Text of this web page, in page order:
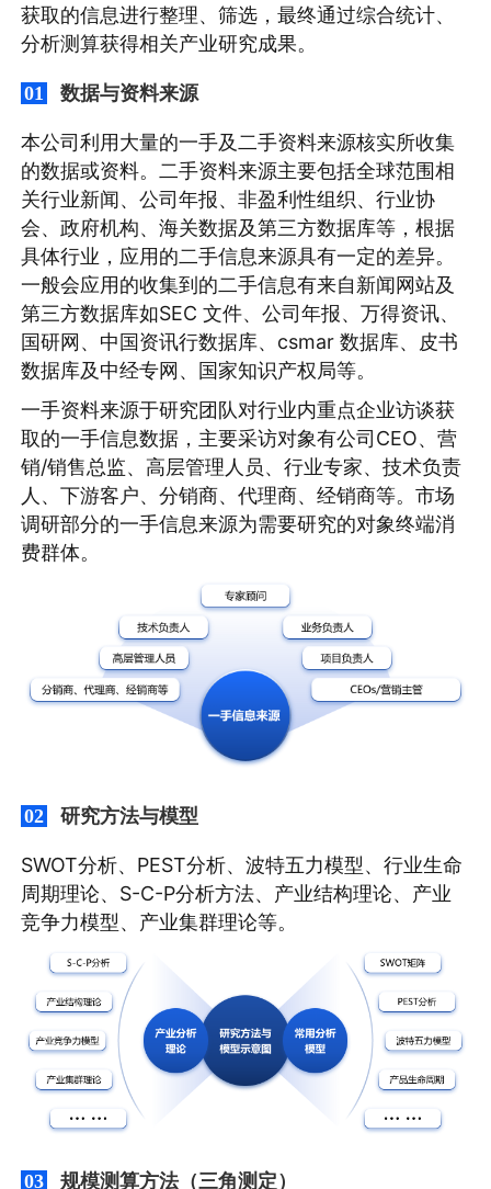
获取的信息进行整理、筛选，最终通过综合统计、
分析测算获得相关产业研究成果。
01 数据与资料来源
本公司利用大量的一手及二手资料来源核实所收集
的数据或资料。二手资料来源主要包括全球范围相
关行业新闻、公司年报、非盈利性组织、行业协
会、政府机构、海关数据及第三方数据库等，根据
具体行业，应用的二手信息来源具有一定的差异。
一般会应用的收集到的二手信息有来自新闻网站及
第三方数据库如SEC 文件、公司年报、万得资讯、
国研网、中国资讯行数据库、csmar 数据库、皮书
数据库及中经专网、国家知识产权局等。
一手资料来源于研究团队对行业内重点企业访谈获
取的一手信息数据，主要采访对象有公司CEO、营
销/销售总监、高层管理人员、行业专家、技术负责
人、下游客户、分销商、代理商、经销商等。市场
调研部分的一手信息来源为需要研究的对象终端消
费群体。
02 研究方法与模型
SWOT分析、PEST分析、波特五力模型、行业生命
周期理论、S-C-P分析方法、产业结构理论、产业
竞争力模型、产业集群理论等。
03 规模测算方法（三角测定）